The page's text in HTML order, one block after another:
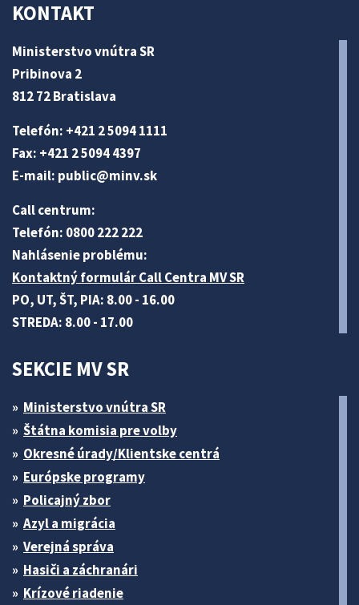
KONTAKT
Ministerstvo vnútra SR
Pribinova 2
812 72 Bratislava
Telefón: +421 2 5094 1111
Fax: +421 2 5094 4397
E-mail: public@minv.sk
Call centrum:
Telefón: 0800 222 222
Nahlásenie problému:
Kontaktný formulár Call Centra MV SR
PO, UT, ŠT, PIA: 8.00 - 16.00
STREDA: 8.00 - 17.00
SEKCIE MV SR
Ministerstvo vnútra SR
Štátna komisia pre volby
Okresné úrady/Klientske centrá
Európske programy
Policajný zbor
Azyl a migrácia
Verejná správa
Hasiči a záchranári
Krízové riadenie